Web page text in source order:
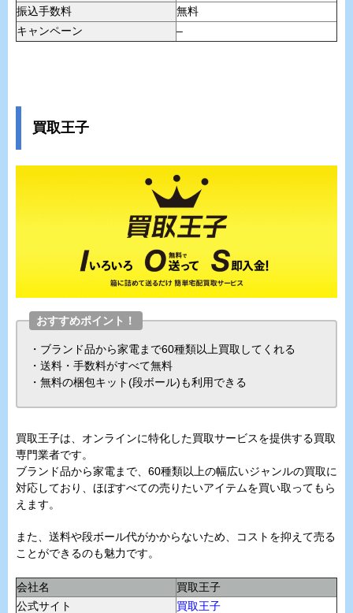
振込手数料
無料
キャンペーン
–
買取王子
おすすめポイント！
・ブランド品から家電まで60種類以上買取してくれる
・送料・手数料がすべて無料
・無料の梱包キット(段ボール)も利用できる
買取王子は、オンラインに特化した買取サービスを提供する買取
専門業者です。
ブランド品から家電まで、60種類以上の幅広いジャンルの買取に
対応しており、ほぼすべての売りたいアイテムを買い取ってもら
えます。
また、送料や段ボール代がかからないため、コストを抑えて売る
ことができるのも魅力です。
会社名
買取王子
公式サイト
買取王子